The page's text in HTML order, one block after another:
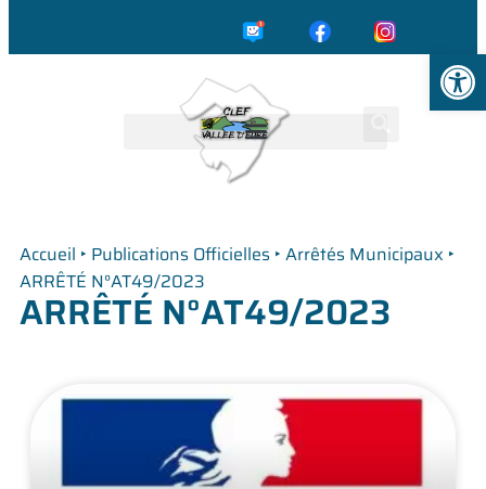
Accueil ‣ Publications Officielles ‣ Arrêtés Municipaux ‣
ARRÊTÉ N°AT49/2023
ARRÊTÉ N°AT49/2023
Ouvrir